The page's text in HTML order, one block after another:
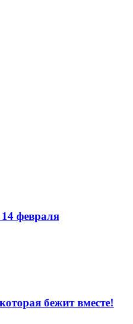
февраля
бежит вместе!